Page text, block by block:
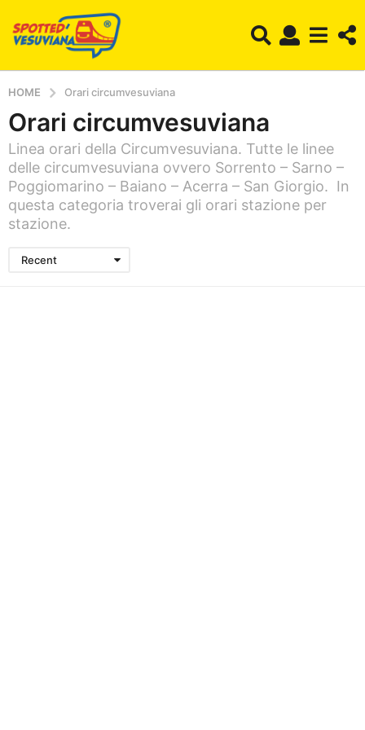
HOME Orari circumvesuviana
Orari circumvesuviana
Linea orari della Circumvesuviana. Tutte le linee
delle circumvesuviana ovvero Sorrento – Sarno –
Poggiomarino – Baiano – Acerra – San Giorgio. In
questa categoria troverai gli orari stazione per
stazione.
Recent